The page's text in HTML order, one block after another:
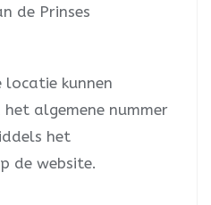
de Prinses
locatie kunnen
algemene nummer
het
de website.